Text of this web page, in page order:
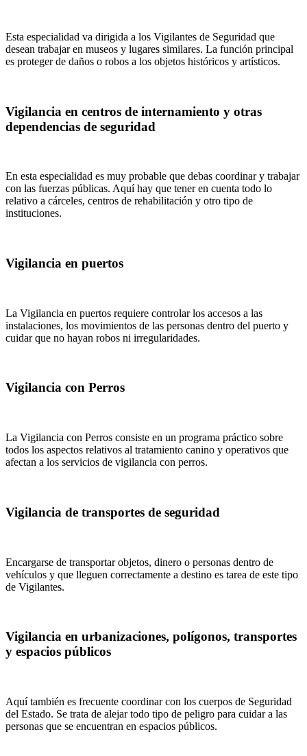
Esta especialidad va dirigida a los Vigilantes de Seguridad que
desean trabajar en museos y lugares similares. La función principal
es proteger de daños o robos a los objetos históricos y artísticos.
Vigilancia en centros de internamiento y otras
dependencias de seguridad
En esta especialidad es muy probable que debas coordinar y trabajar
con las fuerzas públicas. Aquí hay que tener en cuenta todo lo
relativo a cárceles, centros de rehabilitación y otro tipo de
instituciones.
Vigilancia en puertos
La Vigilancia en puertos requiere controlar los accesos a las
instalaciones, los movimientos de las personas dentro del puerto y
cuidar que no hayan robos ni irregularidades.
Vigilancia con Perros
La Vigilancia con Perros consiste en un programa práctico sobre
todos los aspectos relativos al tratamiento canino y operativos que
afectan a los servicios de vigilancia con perros.
Vigilancia de transportes de seguridad
Encargarse de transportar objetos, dinero o personas dentro de
vehículos y que lleguen correctamente a destino es tarea de este tipo
de Vigilantes.
Vigilancia en urbanizaciones, polígonos, transportes
y espacios públicos
Aquí también es frecuente coordinar con los cuerpos de Seguridad
del Estado. Se trata de alejar todo tipo de peligro para cuidar a las
personas que se encuentran en espacios públicos.